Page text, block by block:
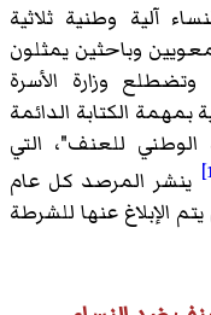
آلية وطنية ثلاثية
وباحثين يمثلون
وزارة الأسرة
بمهمة الكتابة الدائمة
للعنف"، التي
ينشر المرصد كل عام
الإبلاغ عنها للشرطة